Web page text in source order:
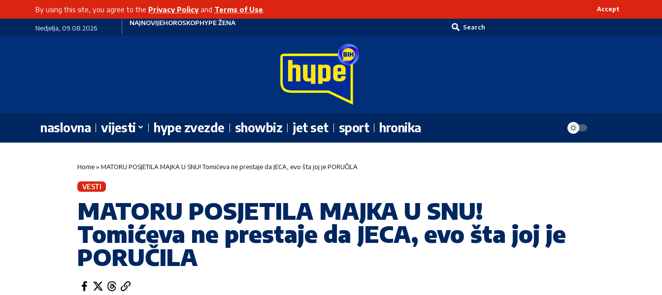
By using this site, you agree to the Privacy Policyand Terms of Use. Accept
Nedjelja, 09.08.2026
NAJNOVIJEHOROSKOPHYPE ŽENA
Search
naslovna vijesti hype zvezde showbiz jet set sport hronika
Home» MATORU POSJETILA MAJKA U SNU! Tomićeva ne prestaje da JECA, evo šta joj je PORUČILA
VESTI
MATORU POSJETILA MAJKA U SNU!
Tomićeva ne prestaje da JECA, evo šta joj je
PORUČILA